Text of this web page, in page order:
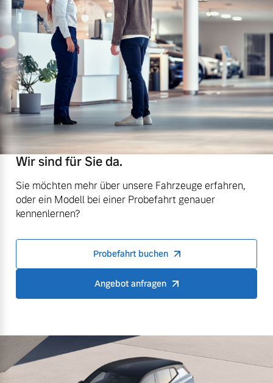
Wir sind für Sie da.
Sie möchten mehr über unsere Fahrzeuge erfahren,
oder ein Modell bei einer Probefahrt genauer
kennenlernen?
Probefahrt buchen
Angebot anfragen